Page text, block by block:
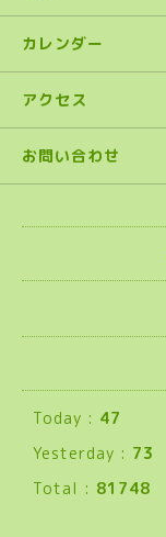
カレンダー
アクセス
お問い合わせ
Today : 47
Yesterday : 73
Total : 81748